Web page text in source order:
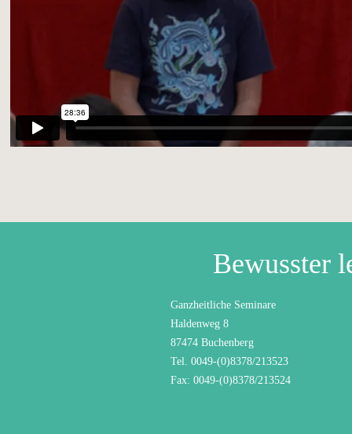
Bewusster
Ganzheitliche Seminare
Haldenweg 8
87474 Buchenberg
Tel. 0049-(0)8378/213523
Fax: 0049-(0)8378/213524